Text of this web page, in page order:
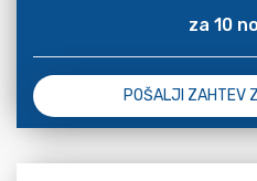
za 10
POŠALJI ZAHTEV